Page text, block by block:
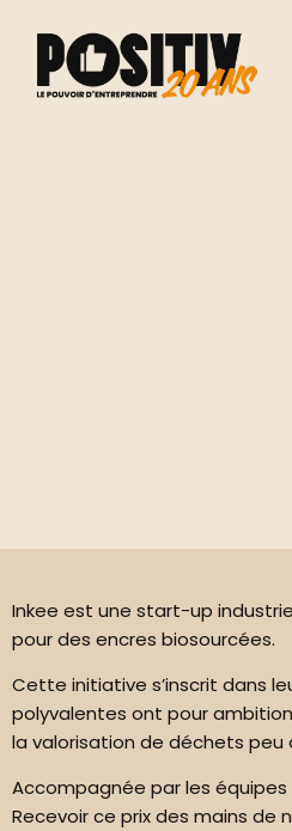
Inkee est une start-up
pour des encres biosourcées.
Cette initiative s’inscrit dans
polyvalentes ont pour
la valorisation de déchets
Accompagnée par les
Recevoir ce prix des mains